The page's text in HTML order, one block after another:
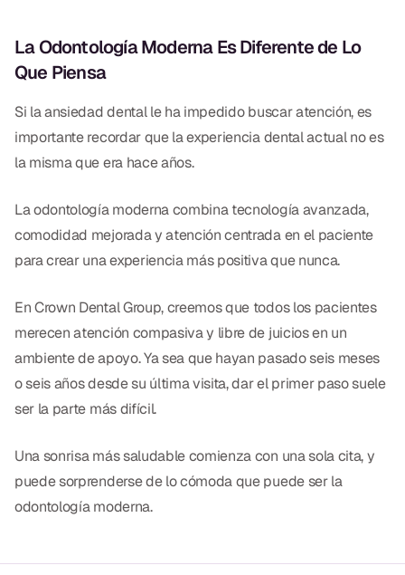
La Odontología Moderna Es Diferente de Lo
Que Piensa
Si la ansiedad dental le ha impedido buscar atención, es
importante recordar que la experiencia dental actual no es
la misma que era hace años.
La odontología moderna combina tecnología avanzada,
comodidad mejorada y atención centrada en el paciente
para crear una experiencia más positiva que nunca.
En Crown Dental Group, creemos que todos los pacientes
merecen atención compasiva y libre de juicios en un
ambiente de apoyo. Ya sea que hayan pasado seis meses
o seis años desde su última visita, dar el primer paso suele
ser la parte más difícil.
Una sonrisa más saludable comienza con una sola cita, y
puede sorprenderse de lo cómoda que puede ser la
odontología moderna.